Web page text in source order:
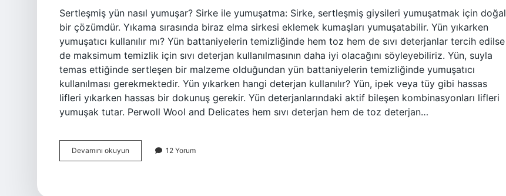
Sertleşmiş yün nasıl yumuşar? Sirke ile yumuşatma: Sirke, sertleşmiş giysileri yumuşatmak için doğal
bir çözümdür. Yıkama sırasında biraz elma sirkesi eklemek kumaşları yumuşatabilir. Yün yıkarken
yumuşatıcı kullanılır mı? Yün battaniyelerin temizliğinde hem toz hem de sıvı deterjanlar tercih edilse
de maksimum temizlik için sıvı deterjan kullanılmasının daha iyi olacağını söyleyebiliriz. Yün, suyla
temas ettiğinde sertleşen bir malzeme olduğundan yün battaniyelerin temizliğinde yumuşatıcı
kullanılması gerekmektedir. Yün yıkarken hangi deterjan kullanılır? Yün, ipek veya tüy gibi hassas
lifleri yıkarken hassas bir dokunuş gerekir. Yün deterjanlarındaki aktif bileşen kombinasyonları lifleri
yumuşak tutar. Perwoll Wool and Delicates hem sıvı deterjan hem de toz deterjan…
Devamını okuyun
Yumuşak
12 Yorum